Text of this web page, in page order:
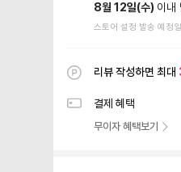
8월 12일(수) 이내
스토어 설정 발송 예정
리뷰 작성하면 최대
결제 혜택
무이자 혜택보기